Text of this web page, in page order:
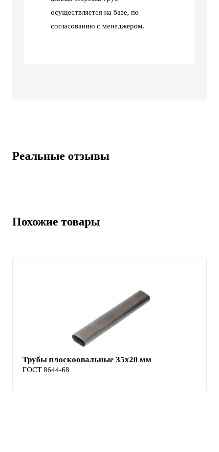
осуществляется на базе, по
согласованию с менеджером.
Реальные отзывы
Похожие товары
Трубы плоскоовальные 35x20 мм
ГОСТ 8644-68